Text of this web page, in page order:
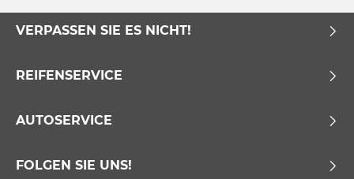
VERPASSEN SIE ES NICHT!
REIFENSERVICE
AUTOSERVICE
FOLGEN SIE UNS!